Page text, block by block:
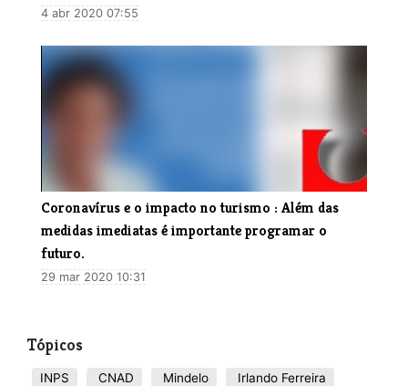
4 abr 2020 07:55
Coronavírus e o impacto no turismo : Além das
medidas imediatas é importante programar o
futuro.
29 mar 2020 10:31
Tópicos
INPS CNAD Mindelo
Irlando Ferreira